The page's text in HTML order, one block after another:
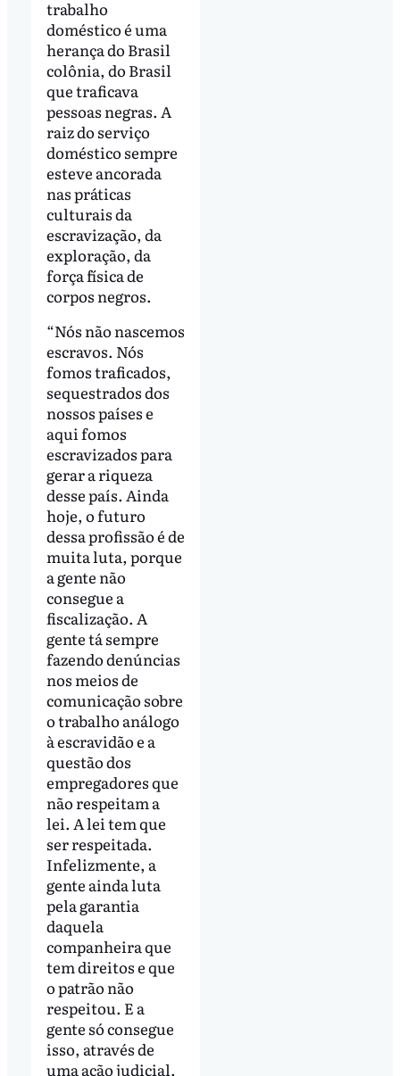
trabalho
doméstico é uma
herança do Brasil
colônia, do Brasil
que traficava
pessoas negras. A
raiz do serviço
doméstico sempre
esteve ancorada
nas práticas
culturais da
escravização, da
exploração, da
força física de
corpos negros.
“Nós não nascemos
escravos. Nós
fomos traficados,
sequestrados dos
nossos países e
aqui fomos
escravizados para
gerar a riqueza
desse país. Ainda
hoje, o futuro
dessa profissão é de
muita luta, porque
a gente não
consegue a
fiscalização. A
gente tá sempre
fazendo denúncias
nos meios de
comunicação sobre
o trabalho análogo
à escravidão e a
questão dos
empregadores que
não respeitam a
lei. A lei tem que
ser respeitada.
Infelizmente, a
gente ainda luta
pela garantia
daquela
companheira que
tem direitos e que
o patrão não
respeitou. E a
gente só consegue
isso, através de
uma ação judicial.